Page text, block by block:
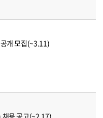
개 모집(~3.11)
채용 공고(~2.17)